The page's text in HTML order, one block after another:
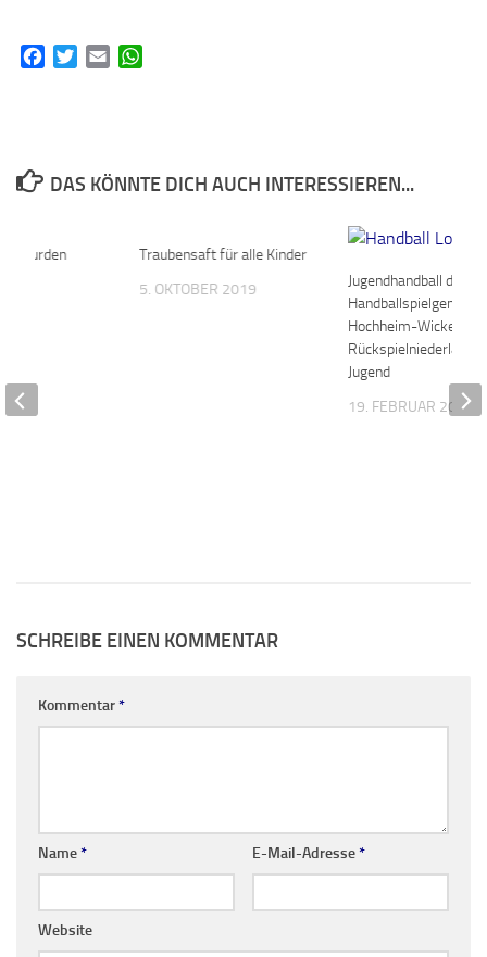
FacebookTwitterEmail
DAS KÖNNTE DICH AUCH INTERESSIEREN...
Traubensaft für alle Kinder
5. OKTOBER 2019
Jugendhandball der
Hochheim-Wicker –
Rückspielniederlage
Jugend
19. FEBRUAR 2022
wurden
SCHREIBE EINEN KOMMENTAR
Kommentar*
Name* E-Mail-Adresse*
Website